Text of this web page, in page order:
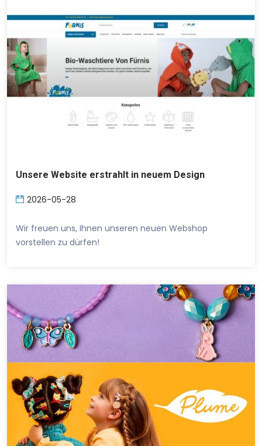
Unsere Website erstrahlt in neuem Design
2026-05-28
Wir freuen uns, Ihnen unseren neuen Webshop
vorstellen zu dürfen!